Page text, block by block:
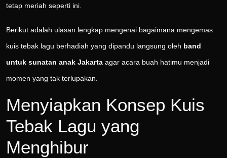
tetap meriah seperti ini.
Berikut adalah ulasan lengkap mengenai bagaimana mengemas
kuis tebak lagu berhadiah yang dipandu langsung oleh band
untuk sunatan anak Jakarta agar acara buah hatimu menjadi
momen yang tak terlupakan.
Menyiapkan Konsep Kuis
Tebak Lagu yang
Menghibur